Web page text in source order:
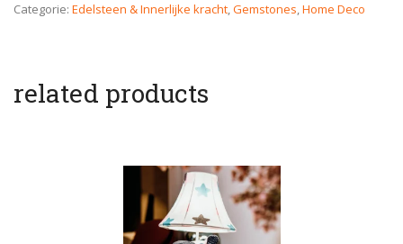
Categorie: Edelsteen & Innerlijke kracht,Gemstones,Home Deco
related products